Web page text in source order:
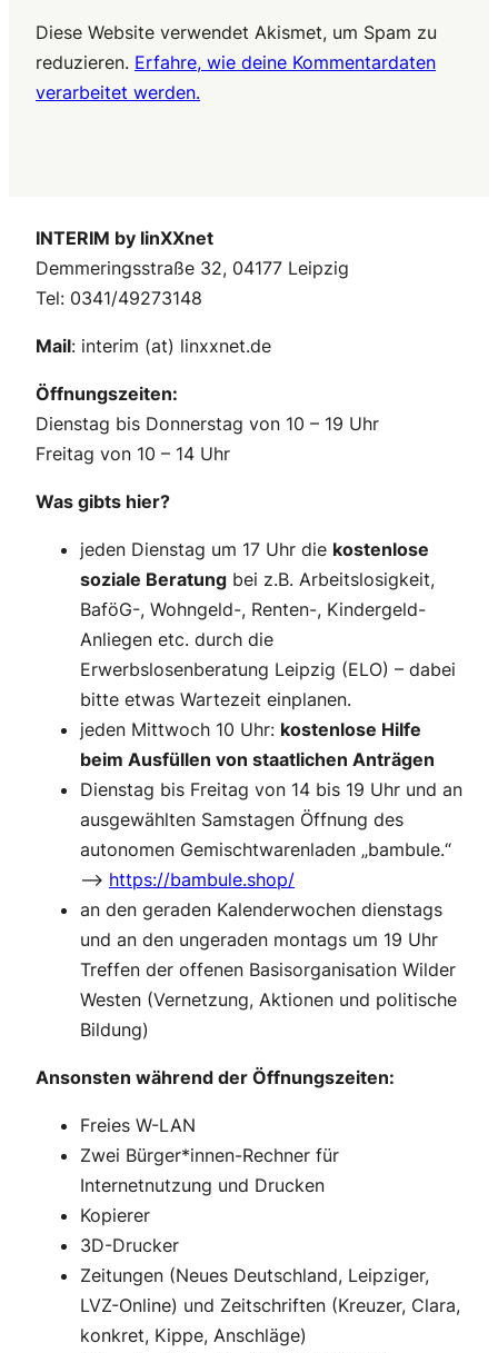
Diese Website verwendet Akismet, um Spam zu
reduzieren. Erfahre, wie deine Kommentardaten
verarbeitet werden.
INTERIM by linXXnet
Demmeringsstraße 32, 04177 Leipzig
Tel: 0341/49273148
Mail: interim (at) linxxnet.de
Öffnungszeiten:
Dienstag bis Donnerstag von 10 – 19 Uhr
Freitag von 10 – 14 Uhr
Was gibts hier?
jeden Dienstag um 17 Uhr die kostenlose
soziale Beratung bei z.B. Arbeitslosigkeit,
BaföG-, Wohngeld-, Renten-, Kindergeld-
Anliegen etc. durch die
Erwerbslosenberatung Leipzig (ELO) – dabei
bitte etwas Wartezeit einplanen.
jeden Mittwoch 10 Uhr: kostenlose Hilfe
beim Ausfüllen von staatlichen Anträgen
Dienstag bis Freitag von 14 bis 19 Uhr und an
ausgewählten Samstagen Öffnung des
autonomen Gemischtwarenladen „bambule.“
–> https://bambule.shop/
an den geraden Kalenderwochen dienstags
und an den ungeraden montags um 19 Uhr
Treffen der offenen Basisorganisation Wilder
Westen (Vernetzung, Aktionen und politische
Bildung)
Ansonsten während der Öffnungszeiten:
Freies W-LAN
Zwei Bürger*innen-Rechner für
Internetnutzung und Drucken
Kopierer
3D-Drucker
Zeitungen (Neues Deutschland, Leipziger,
LVZ-Online) und Zeitschriften (Kreuzer, Clara,
konkret, Kippe, Anschläge)